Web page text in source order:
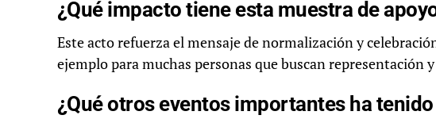
¿Qué impacto tiene esta muestra de
Este acto refuerza el mensaje de normalización y
ejemplo para muchas personas que buscan representación
¿Qué otros eventos importantes ha